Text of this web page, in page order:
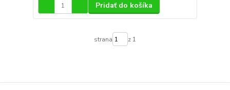
Pridať do košíka
strana z 1